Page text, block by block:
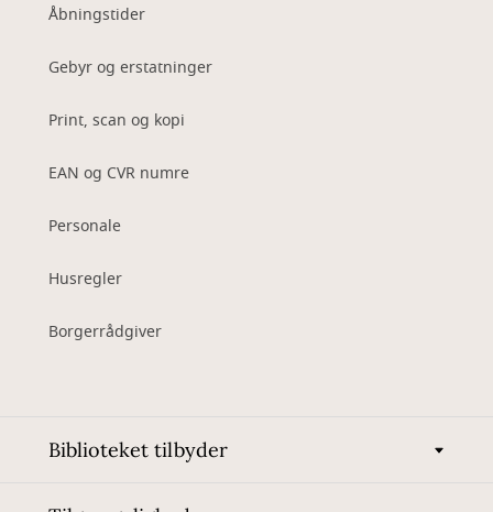
Åbningstider
Gebyr og erstatninger
Print, scan og kopi
EAN og CVR numre
Personale
Husregler
Borgerrådgiver
Biblioteket tilbyder